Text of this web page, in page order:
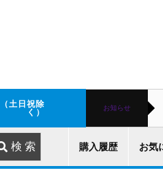
（土日祝除
く）
お知らせ
購入履歴 お気